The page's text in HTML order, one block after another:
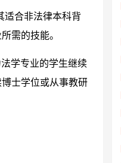
适合非法律本科背
需的技能。
学专业的学生继续
士学位或从事教研